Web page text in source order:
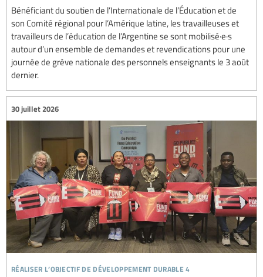
Bénéficiant du soutien de l’Internationale de l’Éducation et de
son Comité régional pour l’Amérique latine, les travailleuses et
travailleurs de l’éducation de l’Argentine se sont mobilisé·e·s
autour d’un ensemble de demandes et revendications pour une
journée de grève nationale des personnels enseignants le 3 août
dernier.
réaliser l’objectif de développement durable 4
30 juillet 2026